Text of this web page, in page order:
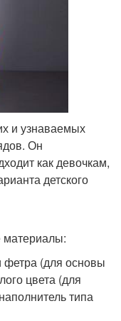
и узнаваемых
Он
как девочкам,
детского
фетра (для основы
цвета (для
типа